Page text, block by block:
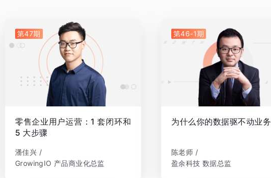
第47期
零售企业用户运营：1 套闭环和
5 大步骤
潘佳兴 /
GrowingIO 产品商业化总监
第46-1期
为什么你的数据驱不动业务
陈老师 /
盈余科技 数据总监